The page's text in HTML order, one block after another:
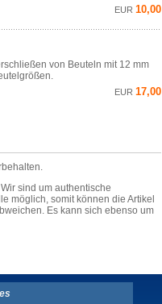
EUR 10,00
von Beuteln mit 12 mm
EUR 17,00
sind um authentische
möglich, somit können die Artikel
Es kann sich ebenso um